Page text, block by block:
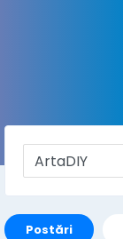
Postări